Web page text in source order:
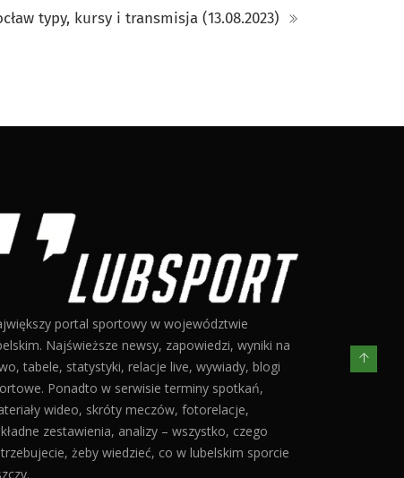
typy, kursy i transmisja (13.08.2023)
portal sportowy w województwie
Najświeższe newsy, zapowiedzi, wyniki na
tabele, statystyki, relacje live, wywiady, blogi
Ponadto w serwisie terminy spotkań,
wideo, skróty meczów, fotorelacje,
zestawienia, analizy – wszystko, czego
żeby wiedzieć, co w lubelskim sporcie